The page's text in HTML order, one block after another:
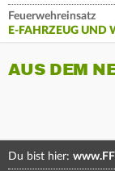
Feuerwehreinsatz
E-FAHRZEUG UND
AUS DEM
Du bist hier: